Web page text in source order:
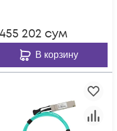
202 сум
В корзину